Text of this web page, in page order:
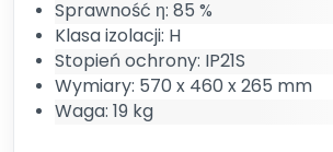
Sprawność η: 85 %
Klasa izolacji: H
Stopień ochrony: IP21S
Wymiary: 570 x 460 x 265 mm
Waga: 19 kg